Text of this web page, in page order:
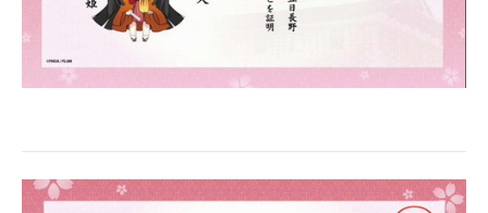
IT製品の技術・比較・事例
電子設計の基本と応用